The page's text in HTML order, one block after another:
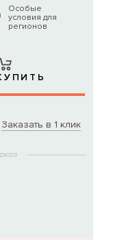
Особые
условия для
регионов
Заказать в 1 клик